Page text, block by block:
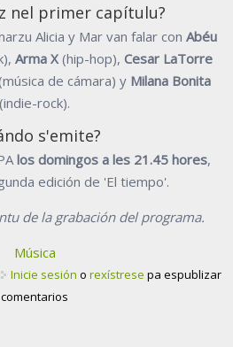
nel primer capítulu?
Alicia y Mar van falar con Abéu
Arma X(hip-hop), Cesar LaTorre
de cámara) y Milana Bonita
(indie-rock).
s'emite?
los domingos a les 21.45 hores,
edición de 'El tiempo'.
de la grabación del programa.
Música
Inicie sesión o rexístrese pa espublizar
comentarios